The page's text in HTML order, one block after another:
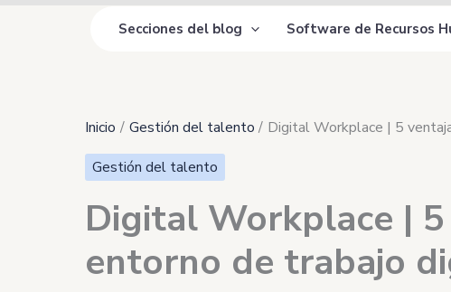
Secciones del blog Software de Recursos
Inicio Gestión del talento
Digital Workplace | 5
Gestión del talento
Digital Workplace |
entorno de trabajo